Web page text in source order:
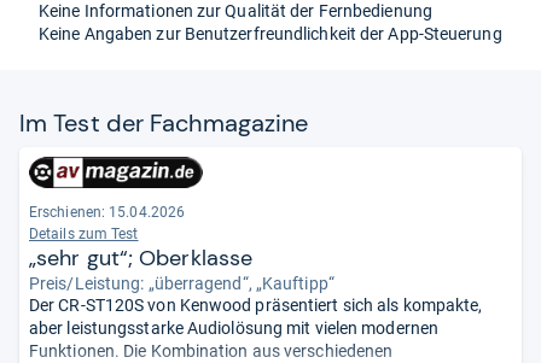
Keine Informationen zur Qualität der Fernbedienung
Keine Angaben zur Benutzerfreundlichkeit der App-Steuerung
Im Test der Fach­ma­ga­zine
Erschienen: 15.04.2026
Details zum Test
„sehr gut“; Oberklasse
Preis/Leistung: „überragend“, „Kauftipp“
Der CR-ST120S von Kenwood präsentiert sich als kompakte,
aber leistungsstarke Audiolösung mit vielen modernen
Funktionen. Die Kombination aus verschiedenen